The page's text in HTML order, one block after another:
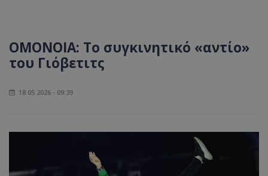
ΟΜΟΝΟΙΑ: Το συγκινητικό «αντίο»
του Γιόβετιτς
18.05.2026 - 09:39